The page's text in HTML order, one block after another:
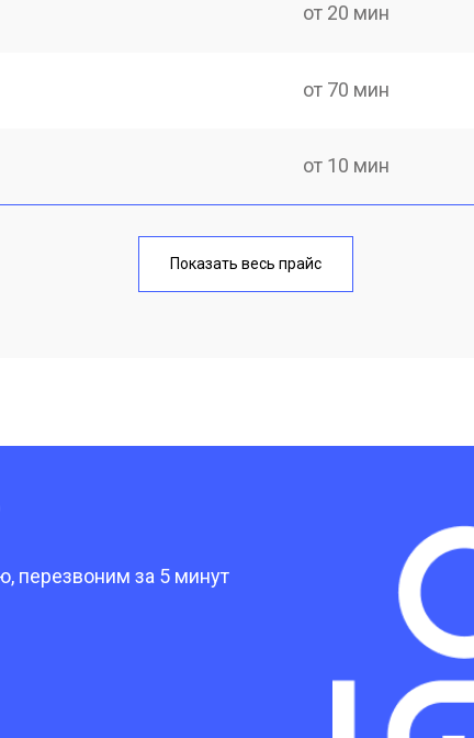
от 20 мин
от 70 мин
от 10 мин
от 40 мин
Показать весь прайс
перезвоним за 5 минут